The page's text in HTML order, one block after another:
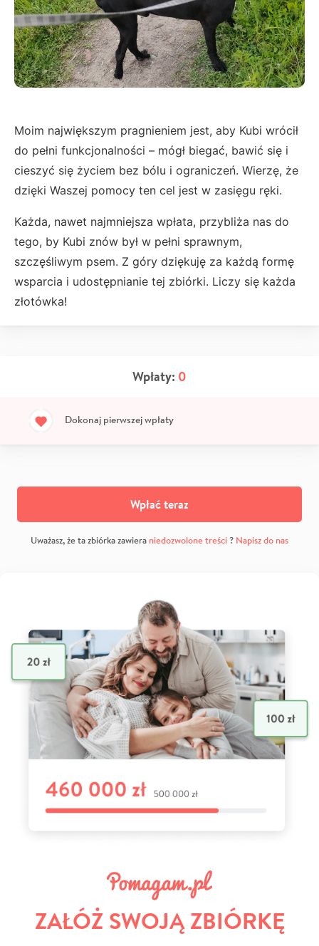
Moim największym pragnieniem jest, aby Kubi wrócił
do pełni funkcjonalności – mógł biegać, bawić się i
cieszyć się życiem bez bólu i ograniczeń. Wierzę, że
dzięki Waszej pomocy ten cel jest w zasięgu ręki.
Każda, nawet najmniejsza wpłata, przybliża nas do
tego, by Kubi znów był w pełni sprawnym,
szczęśliwym psem. Z góry dziękuję za każdą formę
wsparcia i udostępnianie tej zbiórki. Liczy się każda
złotówka!
Wpłaty: 0
Dokonaj pierwszej wpłaty
Wpłać teraz
Uważasz, że ta zbiórka zawiera niedozwolone treści? Napisz do nas
ZAŁÓŻ SWOJĄ ZBIÓRKĘ